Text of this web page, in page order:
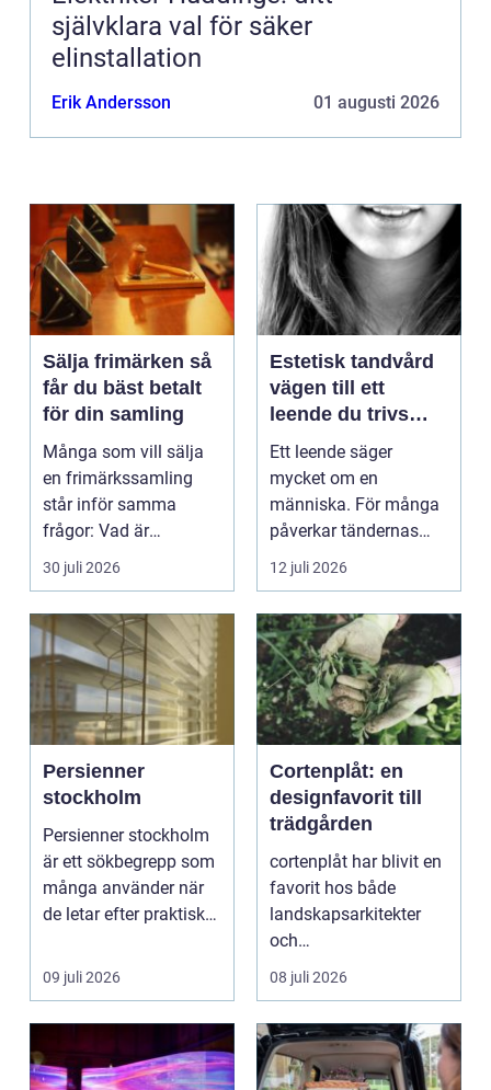
självklara val för säker
elinstallation
Erik Andersson 01 augusti 2026
Sälja frimärken så
får du bäst betalt
för din samling
Många som vill sälja
en frimärkssamling
står inför samma
frågor: Vad är
samlingen värd? Var
vänder m...
30 juli 2026
Estetisk tandvård
vägen till ett
leende du trivs
med
Ett leende säger
mycket om en
människa. För många
påverkar tändernas
utseende både
självförtroendet ...
12 juli 2026
Persienner
stockholm
Persienner stockholm
är ett sökbegrepp som
många använder när
de letar efter praktiska
09 juli 2026
Cortenplåt: en
designfavorit till
trädgården
cortenplåt har blivit en
favorit hos både
landskapsarkitekter
och
trädgårdsentusiaster.
Det är ett m...
08 juli 2026